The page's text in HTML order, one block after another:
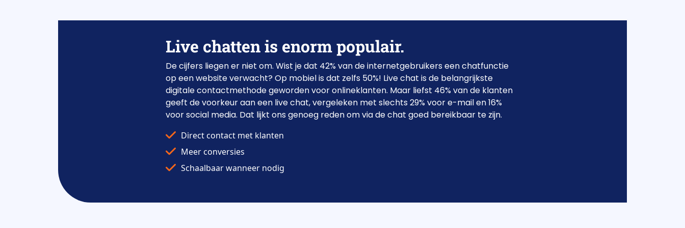
Live chatten is enorm populair.
De cijfers liegen er niet om. Wist je dat 42% van de internetgebruikers een chatfunctie
op een website verwacht? Op mobiel is dat zelfs 50%! Live chat is de belangrijkste
digitale contactmethode geworden voor onlineklanten. Maar liefst 46% van de klanten
geeft de voorkeur aan een live chat, vergeleken met slechts 29% voor e-mail en 16%
voor social media. Dat lijkt ons genoeg reden om via de chat goed bereikbaar te zijn.
Direct contact met klanten
Meer conversies
Schaalbaar wanneer nodig